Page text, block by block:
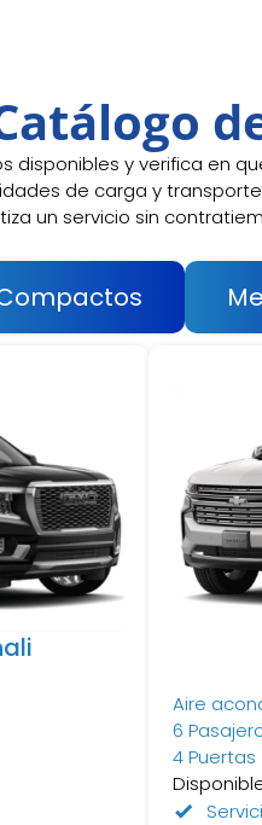
disponibles y verifica en
de carga y
un servicio sin
Aire
6
4 Puertas